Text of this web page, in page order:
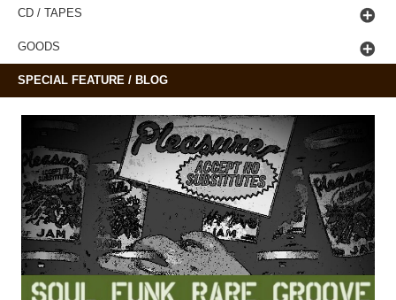
CD / TAPES
GOODS
SPECIAL FEATURE / BLOG